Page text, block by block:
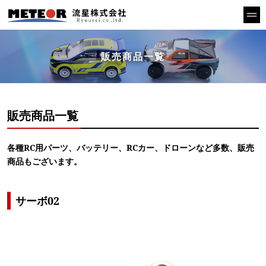
販売商品一覧
販売商品一覧
各種RC用パーツ、バッテリー、RCカー、ドローンなど多数、販売
商品もございます。
サーボ02